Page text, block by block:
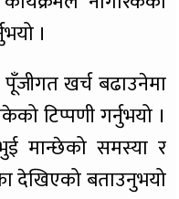
।
खर्च बढाउनेमा
टिप्पणी गर्नुभयो ।
मान्छेको समस्या र
देखिएको बताउनुभयो